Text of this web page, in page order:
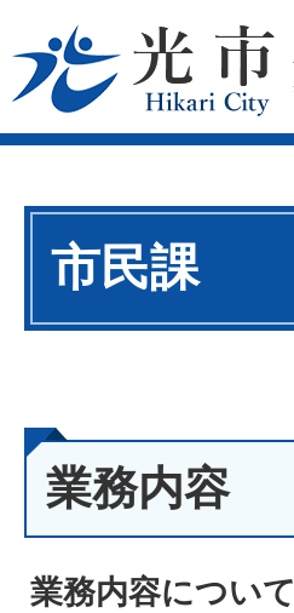
市民課
業務内容
業務内容について